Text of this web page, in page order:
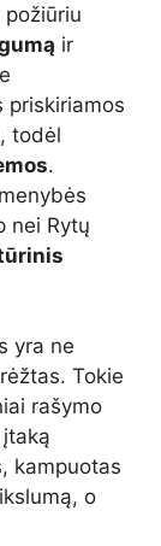
požiūriu
ir
priskiriamos
, todėl
.
nei Rytų
yra ne
Tokie
rašymo
kampuotas
o